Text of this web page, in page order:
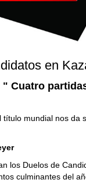
en
Cuatro
título mundial nos da
los Duelos de
culminantes del